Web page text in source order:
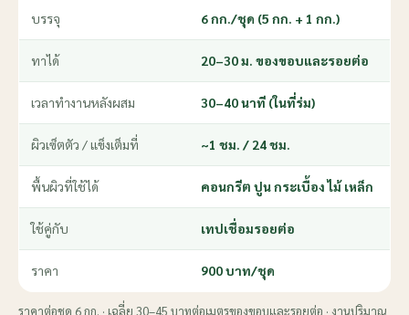
บรรจุ 6 กก./ชุด (5 กก. + 1 กก.)
ทาได้ 20–30 ม. ของขอบและรอยต่อ
เวลาทำงานหลังผสม 30–40 นาที (ในที่ร่ม)
ผิวเซ็ตตัว / แข็งเต็มที่ ~1 ชม. / 24 ชม.
พื้นผิวที่ใช้ได้ คอนกรีต ปูน กระเบื้อง ไม้ เหล็ก
ใช้คู่กับ เทปเชื่อมรอยต่อ
ราคา 900 บาท/ชุด
ราคาต่อชุด 6 กก. · เฉลี่ย 30–45 บาทต่อเมตรของขอบและรอยต่อ · งานปริมาณ